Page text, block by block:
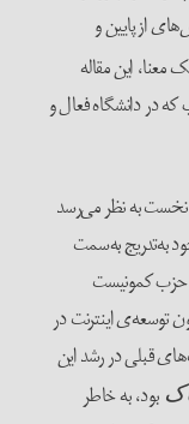
از پایین و
معنا، این مقاله
آینده را شکل می‌داد. «در ۱۳۸۶ داب که در دانشگاه فعال و
به نظر می‌رسد
به‌تدریج به‌سمت
حزب کمونیست
توسعه‌ی اینترنت در
قبلی در رشد این
بود، به خاطر